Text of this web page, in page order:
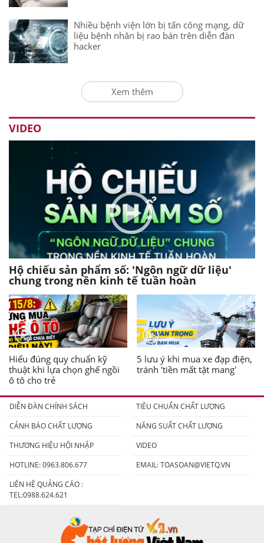
Nhiều bệnh viện lớn bị tấn công mạng, dữ
liệu bệnh nhân bị rao bán trên diễn đàn
hacker
Xem thêm
VIDEO
Hộ chiếu sản phẩm số: 'Ngôn ngữ dữ liệu'
chung trong nền kinh tế tuần hoàn
Hiểu đúng quy chuẩn kỹ
thuật khi lựa chọn ghế ngồi
ô tô cho trẻ
5 lưu ý khi mua xe đạp điện,
tránh 'tiền mất tật mang'
DIỄN ĐÀN CHÍNH SÁCH
TIÊU CHUẨN CHẤT LƯỢNG
CẢNH BÁO CHẤT LƯỢNG
NĂNG SUẤT CHẤT LƯỢNG
THƯƠNG HIỆU HỘI NHẬP
VIDEO
HOTLINE: 0963.806.677
EMAIL:TOASOAN@VIETQ.VN
LIÊN HỆ QUẢNG CÁO :
TEL:0988.624.621